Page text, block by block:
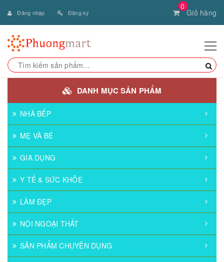
0
Giỏ hàng
Đăng nhập Đăng ký
DANH MỤC SẢN PHẨM
NHÀ BẾP
MẸ VÀ BÉ
GIA DỤNG
Y TẾ & SỨC KHỎE
LÀM ĐẸP
NỘI NGOẠI THẤT
SẢN PHẨM CHUYÊN DỤNG